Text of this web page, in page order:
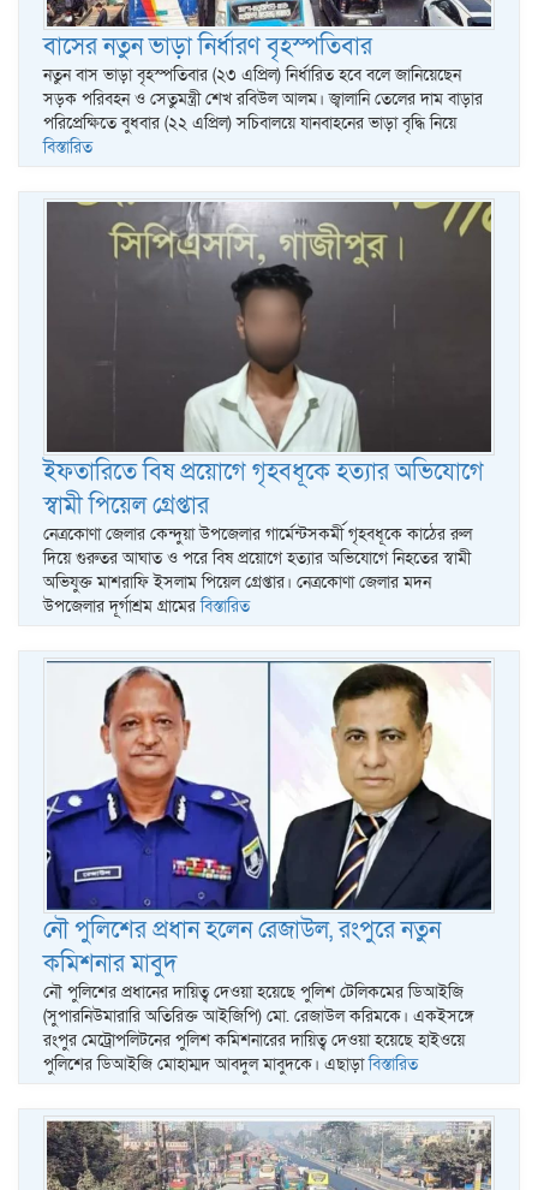
বাসের নতুন ভাড়া নির্ধারণ বৃহস্পতিবার
নতুন বাস ভাড়া বৃহস্পতিবার (২৩ এপ্রিল) নির্ধারিত হবে বলে জানিয়েছেন
সড়ক পরিবহন ও সেতুমন্ত্রী শেখ রবিউল আলম। জ্বালানি তেলের দাম বাড়ার
পরিপ্রেক্ষিতে বুধবার (২২ এপ্রিল) সচিবালয়ে যানবাহনের ভাড়া বৃদ্ধি নিয়ে
বিস্তারিত
ইফতারিতে বিষ প্রয়োগে গৃহবধূকে হত্যার অভিযোগে
স্বামী পিয়েল গ্রেপ্তার
নেত্রকোণা জেলার কেন্দুয়া উপজেলার গার্মেন্টসকর্মী গৃহবধূকে কাঠের রুল
দিয়ে গুরুতর আঘাত ও পরে বিষ প্রয়োগে হত্যার অভিযোগে নিহতের স্বামী
অভিযুক্ত মাশরাফি ইসলাম পিয়েল গ্রেপ্তার। নেত্রকোণা জেলার মদন
উপজেলার দূর্গাশ্রম গ্রামেরবিস্তারিত
নৌ পুলিশের প্রধান হলেন রেজাউল, রংপুরে নতুন
কমিশনার মাবুদ
নৌ পুলিশের প্রধানের দায়িত্ব দেওয়া হয়েছে পুলিশ টেলিকমের ডিআইজি
(সুপারনিউমারারি অতিরিক্ত আইজিপি) মো. রেজাউল করিমকে। একইসঙ্গে
রংপুর মেট্রোপলিটনের পুলিশ কমিশনারের দায়িত্ব দেওয়া হয়েছে হাইওয়ে
পুলিশের ডিআইজি মোহাম্মদ আবদুল মাবুদকে। এছাড়াবিস্তারিত